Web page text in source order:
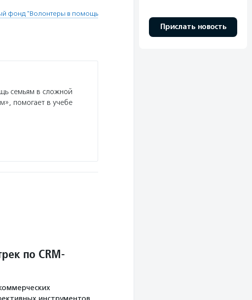
фонд "Волонтеры в помощь
семьям в сложной
помогает в учебе
по CRM-
Прислать новость